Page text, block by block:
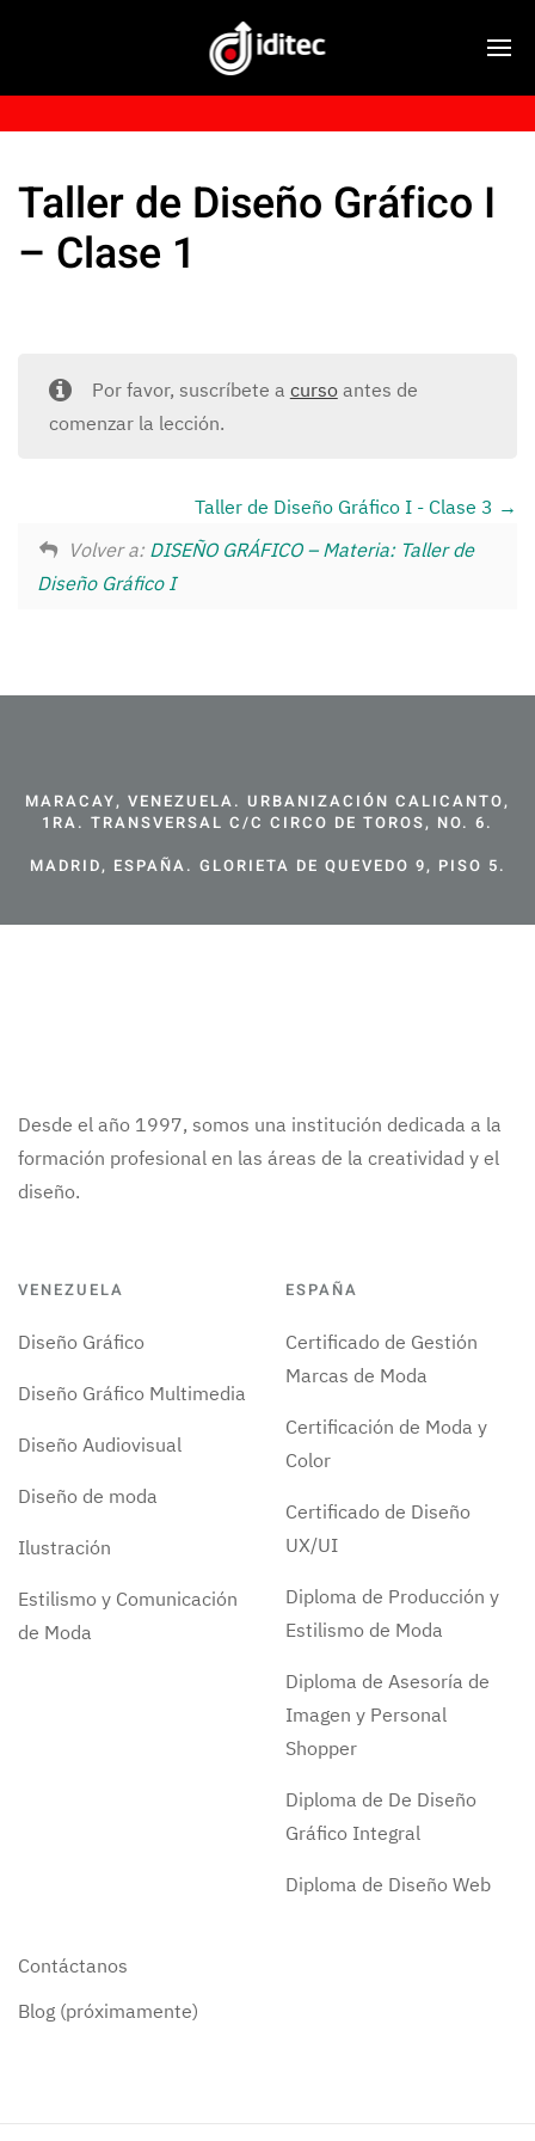
Taller de Diseño Gráfico I
– Clase 1
Por favor, suscríbete a cursoantes de
comenzar la lección.
Taller de Diseño Gráfico I - Clase 3
Volver a: DISEÑO GRÁFICO – Materia: Taller de
Diseño Gráfico I
MARACAY, VENEZUELA. URBANIZACIÓN CALICANTO,
1RA. TRANSVERSAL C/C CIRCO DE TOROS, NO. 6.
MADRID, ESPAÑA. GLORIETA DE QUEVEDO 9, PISO 5.
Desde el año 1997, somos una institución dedicada a la
formación profesional en las áreas de la creatividad y el
diseño.
VENEZUELA
Diseño Gráfico
Diseño Gráfico Multimedia
Diseño Audiovisual
Diseño de moda
Ilustración
Estilismo y Comunicación
de Moda
ESPAÑA
Certificado de Gestión
Marcas de Moda
Certificación de Moda y
Color
Certificado de Diseño
UX/UI
Diploma de Producción y
Estilismo de Moda
Diploma de Asesoría de
Imagen y Personal
Shopper
Diploma de De Diseño
Gráfico Integral
Diploma de Diseño Web
Contáctanos
Blog (próximamente)